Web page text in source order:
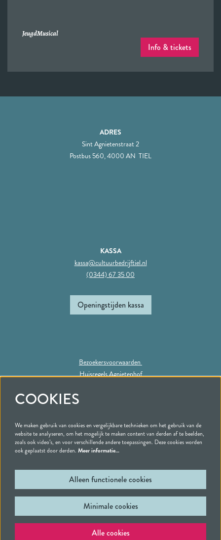
JeugdMusical
Info & tickets
ADRES
Sint Agnietenstraat 2
Postbus 560, 4000 AN TIEL
KASSA
kassa@cultuurbedrijftiel.nl
(0344) 67 35 00
Openingstijden kassa
Bezoekersvoorwaarden
Huisregels Agnietenhof
Volg ons
Schrijf je in voor onze nieuwsbrief
Powered byCultureSuite
COOKIES
We maken gebruik van cookies en vergelijkbare technieken om het gebruik van de
website te analyseren, om het mogelijk te maken content van derden af te beelden,
zoals ook video’s, en voor verschillende andere toepassingen. Deze cookies worden
ook geplaatst door derden. Meer informatie…
Alleen functionele cookies
Minimale cookies
Alle cookies